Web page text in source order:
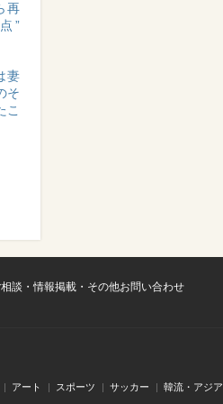
再
”
妻
そ
こ
談・情報掲載・その他お問い合わせ
アート スポーツ サッカー 韓流・アジア